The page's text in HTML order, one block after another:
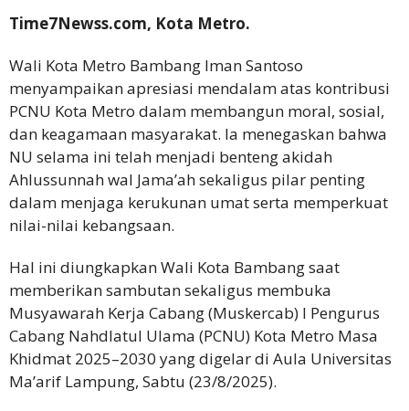
Time7Newss.com, Kota Metro.
Wali Kota Metro Bambang Iman Santoso
menyampaikan apresiasi mendalam atas kontribusi
PCNU Kota Metro dalam membangun moral, sosial,
dan keagamaan masyarakat. Ia menegaskan bahwa
NU selama ini telah menjadi benteng akidah
Ahlussunnah wal Jama’ah sekaligus pilar penting
dalam menjaga kerukunan umat serta memperkuat
nilai-nilai kebangsaan.
Hal ini diungkapkan Wali Kota Bambang saat
memberikan sambutan sekaligus membuka
Musyawarah Kerja Cabang (Muskercab) I Pengurus
Cabang Nahdlatul Ulama (PCNU) Kota Metro Masa
Khidmat 2025–2030 yang digelar di Aula Universitas
Ma’arif Lampung, Sabtu (23/8/2025).